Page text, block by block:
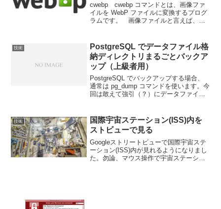
cwebp cwebp コマンドとは、画像ファ
イルを WebP ファイルに変換するプログ
ラムです。 画像ファイルと言えば、現
BMP形式（Windows b...
技術
PostgreSQL でデータファイル格
納ディレクトリまるごとバックア
ップ（上級者用）
PostgreSQL でバックアップする場合、
通常は pg_dump コマンドを使います。今
回は敢えて強引（？）にデータファイル
ータファイルにのみ全情報があるのです
から...
技術
国際宇宙ステーション(ISS)内を
ストビューで見る
Googleストリートビューで国際宇宙ステ
ーション(ISS)内が見れるようになりまし
た。勿論、マウス操作で宇宙ステーショ